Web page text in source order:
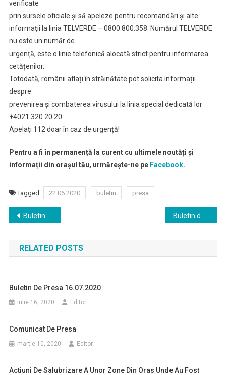
verificate
prin sursele oficiale și să apeleze pentru recomandări și alte
informații la linia TELVERDE – 0800.800.358. Numărul TELVERDE
nu este un număr de
urgență, este o linie telefonică alocată strict pentru informarea
cetățenilor.
Totodată, românii aflați în străinătate pot solicita informații
despre
prevenirea și combaterea virusului la linia special dedicată lor
+4021.320.20.20.
Apelați 112 doar în caz de urgență!
Pentru a fi în permanență la curent cu ultimele noutăți și
informații din orașul tău, urmărește-ne pe Facebook.
Tagged 22.06.2020 buletin presa
Navigare
în
articole
Buletin de presa 19.06.2020
RELATED POSTS
Buletin De Presa 16.07.2020
iulie 16, 2020 Editor
Comunicat De Presa
martie 10, 2020 Editor
Actiuni De Salubrizare A Unor Zone Din Oras Unde Au Fost